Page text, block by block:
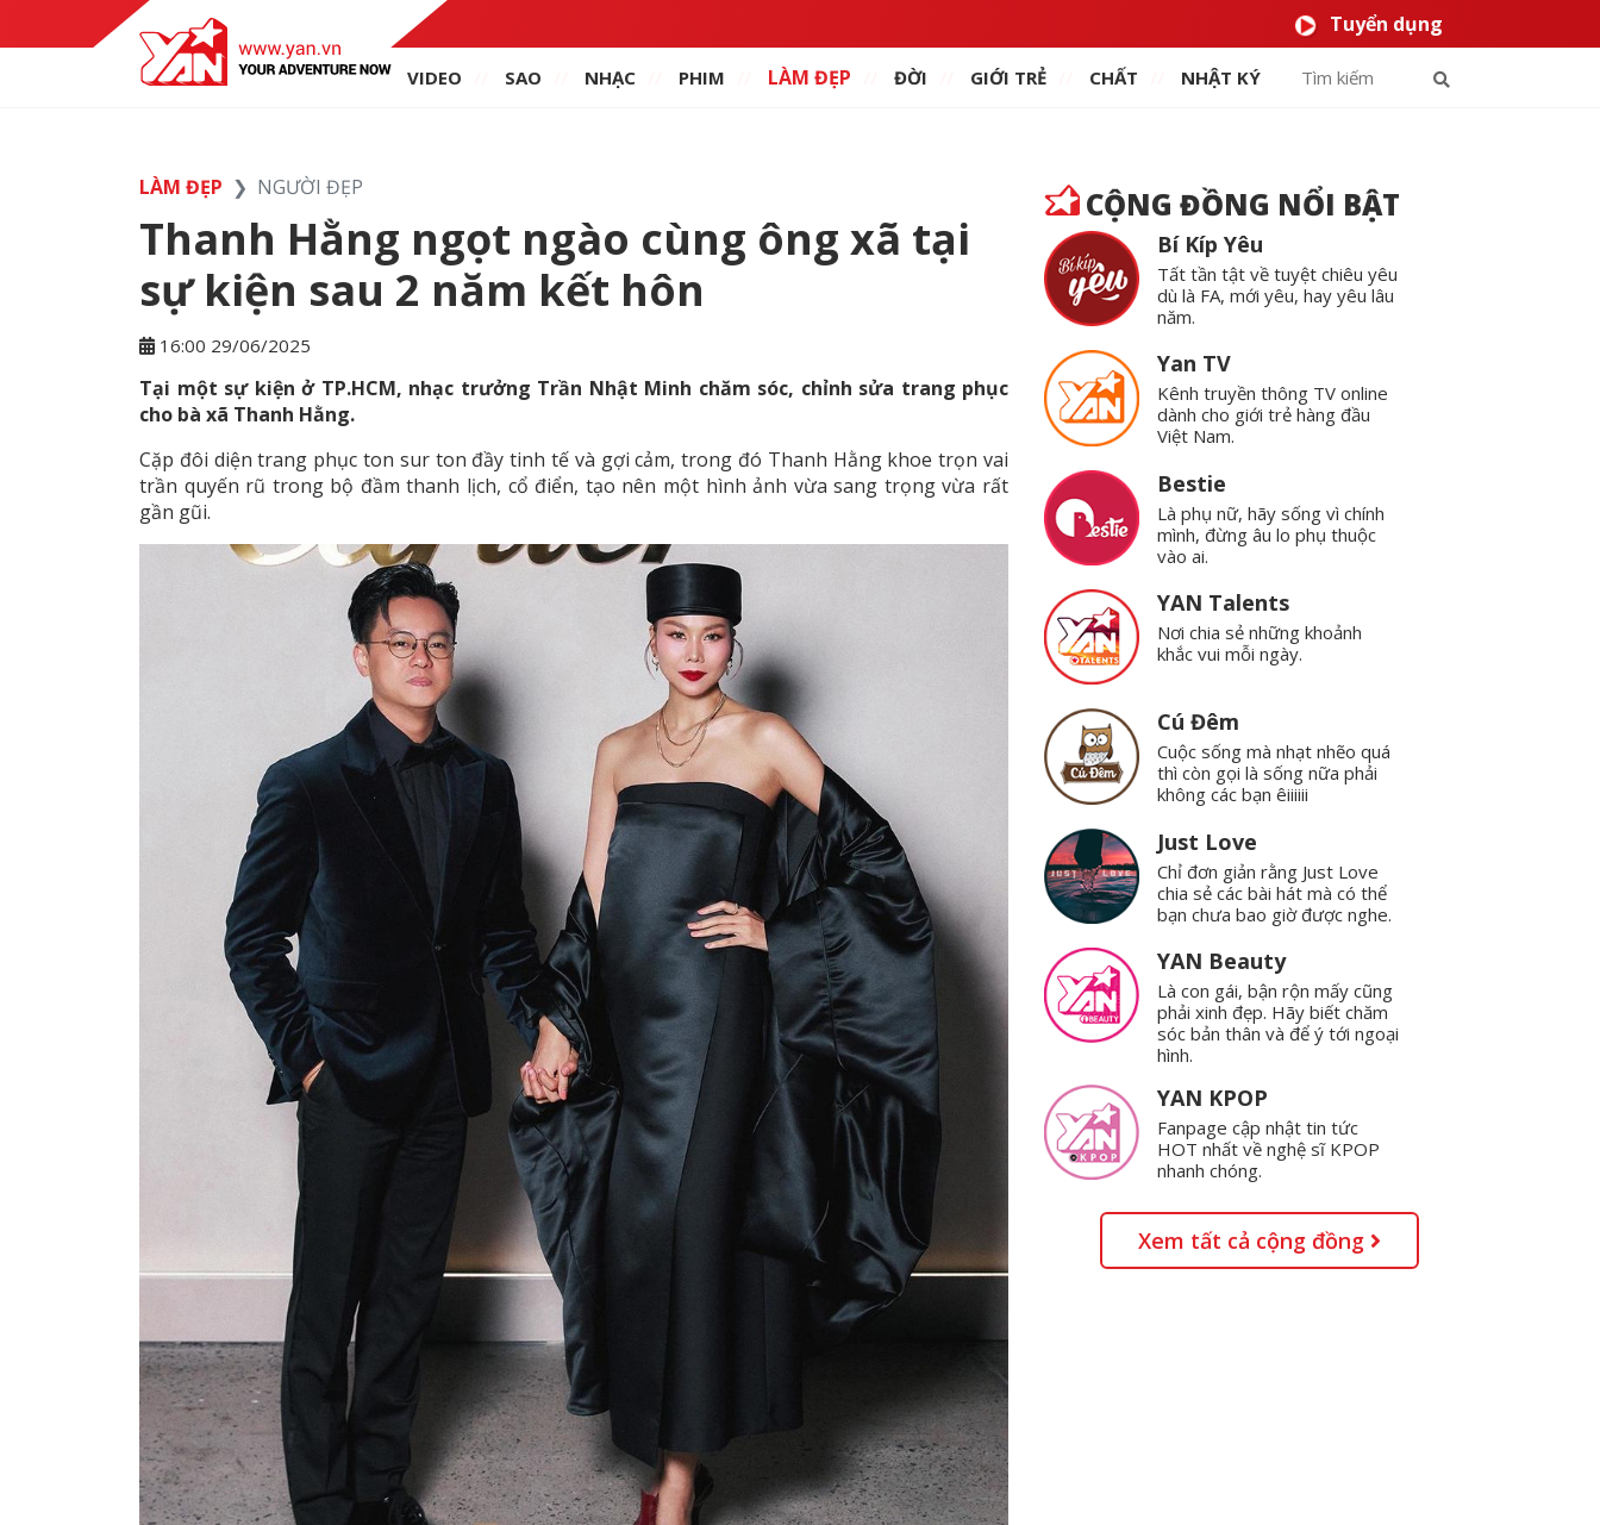
Tuyển dụng
VIDEO SAO NHẠC PHIM LÀM ĐẸP ĐỜI GIỚI TRẺ CHẤT NHẬT KÝ
LÀM ĐẸP NGƯỜI ĐẸP
Thanh Hằng ngọt ngào cùng ông xã tại
sự kiện sau 2 năm kết hôn
16:00 29/06/2025
Tại một sự kiện ở TP.HCM, nhạc trưởng Trần Nhật Minh chăm sóc, chỉnh sửa trang phục
cho bà xã Thanh Hằng.
Cặp đôi diện trang phục ton sur ton đầy tinh tế và gợi cảm, trong đó Thanh Hằng khoe trọn vai
trần quyến rũ trong bộ đầm thanh lịch, cổ điển, tạo nên một hình ảnh vừa sang trọng vừa rất
gần gũi.
CỘNG ĐỒNG NỔI BẬT
Bí Kíp Yêu
Tất tần tật về tuyệt chiêu yêu
dù là FA, mới yêu, hay yêu lâu
năm.
Yan TV
Kênh truyền thông TV online
dành cho giới trẻ hàng đầu
Việt Nam.
Bestie
Là phụ nữ, hãy sống vì chính
mình, đừng âu lo phụ thuộc
vào ai.
YAN Talents
Nơi chia sẻ những khoảnh
khắc vui mỗi ngày.
Cú Đêm
Cuộc sống mà nhạt nhẽo quá
thì còn gọi là sống nữa phải
không các bạn êiiiiii
Just Love
Chỉ đơn giản rằng Just Love
chia sẻ các bài hát mà có thể
bạn chưa bao giờ được nghe.
YAN Beauty
Là con gái, bận rộn mấy cũng
phải xinh đẹp. Hãy biết chăm
sóc bản thân và để ý tới ngoại
hình.
YAN KPOP
Fanpage cập nhật tin tức
HOT nhất về nghệ sĩ KPOP
nhanh chóng.
Xem tất cả cộng đồng